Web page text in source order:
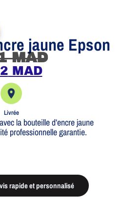
jaune Epson
MAD
MAD
Livrée
la bouteille d’encre jaune
professionnelle garantie.
rapide et personnalisé